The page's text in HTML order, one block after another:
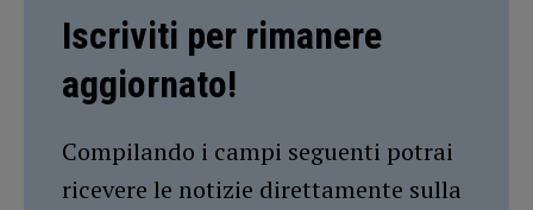
Iscriviti per rimanere
aggiornato!
Compilando i campi seguenti potrai
ricevere le notizie direttamente sulla